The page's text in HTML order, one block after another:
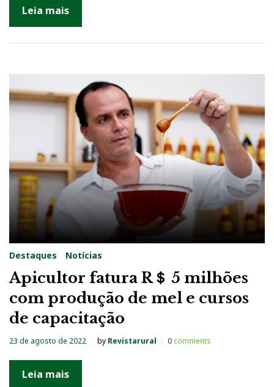
Leia mais
Destaques Notícias
Apicultor fatura R＄ 5 milhões
com produção de mel e cursos
de capacitação
23 de agosto de 2022 by Revistarural 0comments
Leia mais